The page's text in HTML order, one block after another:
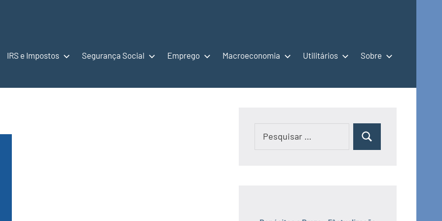
IRS e Impostos Segurança Social Emprego Macroeconomia Utilitários Sobre
Pesquisar